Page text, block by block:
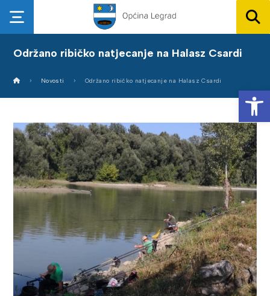
Održano ribičko natjecanje na Halasz Csardi
Novosti Održano ribičko natjecanje na Halasz Csardi